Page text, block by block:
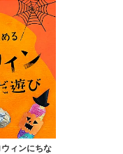
ィンにちな